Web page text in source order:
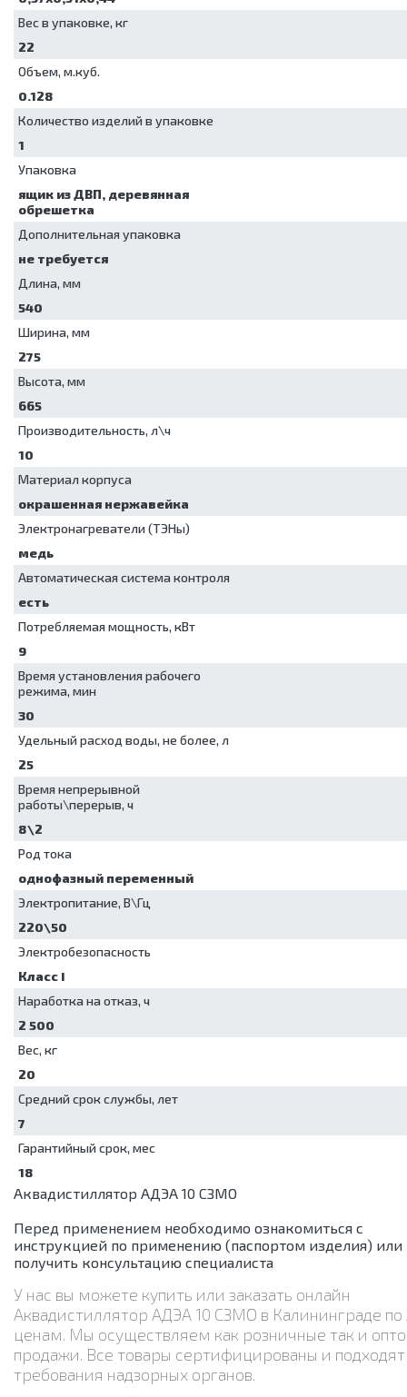
машины
медицинских
отходов
хранения
эндоскопов
сушильные
Вес в упаковке, кг
22
Объем, м.куб.
0.128
Количество изделий в упаковке
1
Упаковка
ящик из ДВП, деревянная
обрешетка
Дополнительная упаковка
не требуется
Длина, мм
540
Ширина, мм
275
Высота, мм
665
Производительность, л\ч
10
Материал корпуса
окрашенная нержавейка
Электронагреватели (ТЭНы)
медь
Автоматическая система контроля
есть
Потребляемая мощность, кВт
9
Время установления рабочего
режима, мин
30
Удельный расход воды, не более, л
25
Время непрерывной
работы\перерыв, ч
8\2
Род тока
однофазный переменный
Электропитание, В\Гц
220\50
Электробезопасность
Класс I
Наработка на отказ, ч
2 500
Вес, кг
20
Средний срок службы, лет
7
Гарантийный срок, мес
18
Аквадистиллятор АДЭА 10 СЗМО
Перед применением необходимо ознакомиться с
инструкцией по применению (паспортом изделия) или
получить консультацию специалиста
У нас вы можете купить или заказать онлайн
Аквадистиллятор АДЭА 10 СЗМО в Калининграде
ценам. Мы осуществляем как розничные так и
продажи. Все товары сертифицированы и
требования надзорных органов.